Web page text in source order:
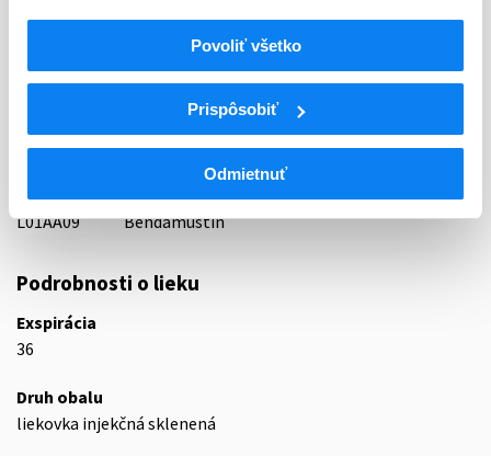
Povoliť všetko
Prispôsobiť
Odmietnuť
Indikačná skupina
Cytostatiká a imunomodulátory
L01
Cytostatiká
Alkylačné látky
L01AA
Analógy dusíkatého yperitu
L01AA09
Bendamustín
Podrobnosti o lieku
Exspirácia
36
Druh obalu
liekovka injekčná sklenená